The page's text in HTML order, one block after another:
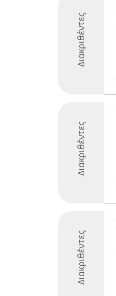
Διακριθέντες
Διακριθέντες
Διακριθέντες